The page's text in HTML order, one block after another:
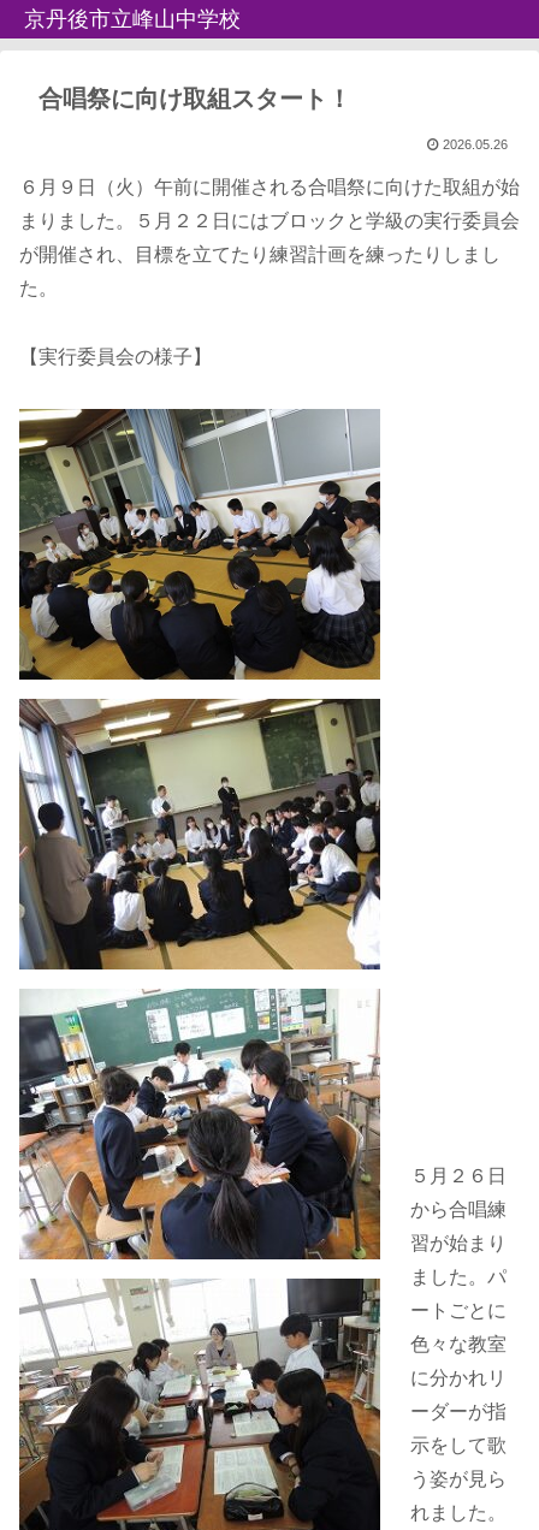
京丹後市立峰山中学校
合唱祭に向け取組スタート！
2026.05.26
６月９日（火）午前に開催される合唱祭に向けた取組が始
まりました。５月２２日にはブロックと学級の実行委員会
が開催され、目標を立てたり練習計画を練ったりしまし
た。
【実行委員会の様子】
５月２６日
から合唱練
習が始まり
ました。パ
ートごとに
色々な教室
に分かれリ
ーダーが指
示をして歌
う姿が見ら
れました。